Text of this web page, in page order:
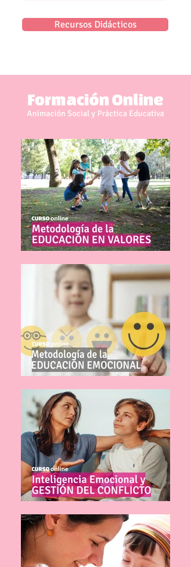
Recursos Didácticos
Formación Online
Animación Social y Práctica Educativa